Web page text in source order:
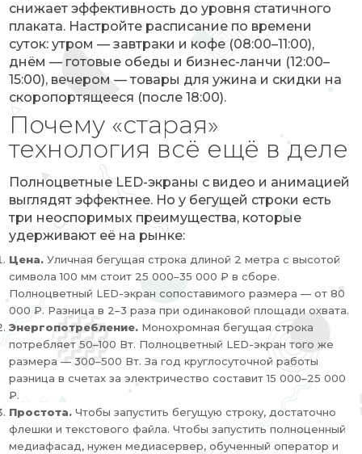
снижает эффективность до уровня статичного
плаката. Настройте расписание по времени
суток: утром — завтраки и кофе (08:00–11:00),
днём — готовые обеды и бизнес-ланчи (12:00–
15:00), вечером — товары для ужина и скидки на
скоропортящееся (после 18:00).
Почему «старая»
технология всё ещё в деле
Полноцветные LED-экраны с видео и анимацией
выглядят эффектнее. Но у бегущей строки есть
три неоспоримых преимущества, которые
удерживают её на рынке:
Цена. Уличная бегущая строка длиной 2 метра с высотой
символа 100 мм стоит 25 000–35 000 ₽ в сборе.
Полноцветный LED-экран сопоставимого размера — от 80
000 ₽. Разница в 2–3 раза при одинаковой площади охвата.
Энергопотребление. Монохромная бегущая строка
потребляет 50–100 Вт. Полноцветный LED-экран того же
размера — 300–500 Вт. За год круглосуточной работы
разница в счетах за электричество составит 15 000–25 000
₽.
Простота. Чтобы запустить бегущую строку, достаточно
флешки и текстового файла. Чтобы запустить полноценный
медиафасад, нужен медиасервер, обученный оператор и